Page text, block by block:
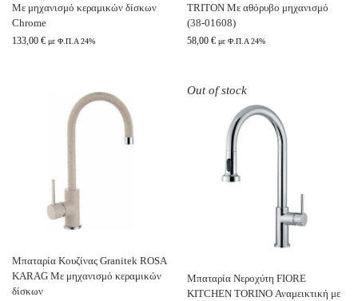
Με μηχανισμό κεραμικών δίσκων
Chrome
133,00 € με Φ.Π.Α 24%
TRITON Με αθόρυβο μηχανισμό
(38-01608)
58,00 € με Φ.Π.Α 24%
Μπαταρία Κουζίνας Granitek ROSA
KARAG Με μηχανισμό κεραμικών
δίσκων
Out of stock
Μπαταρία Νεροχύτη FIORE
KITCHEN TORINO Αναμεικτική με